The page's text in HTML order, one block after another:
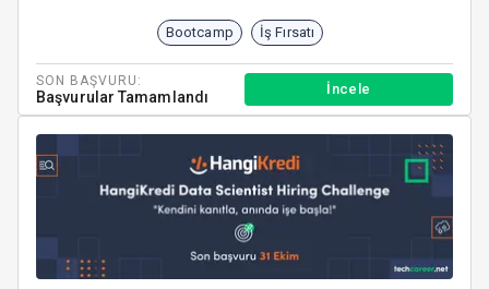
Bootcamp İş Fırsatı
SON BAŞVURU:
Başvurular Tamamlandı İncele